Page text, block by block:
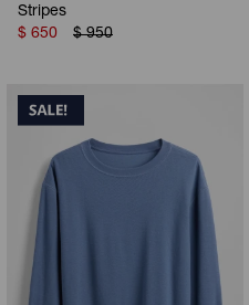
Stripes
$ 650 $ 950